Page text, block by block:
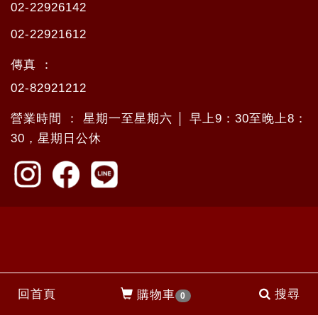
回首頁 購物車 0 搜尋
02-22926142
02-22921612
傳真 ：
02-82921212
營業時間 ： 星期一至星期六 │ 早上9：30至晚上8：
30，星期日公休